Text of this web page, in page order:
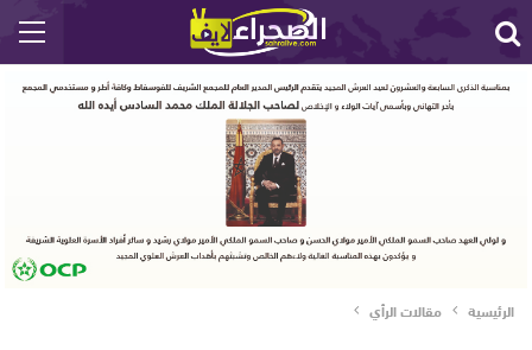
الرئيسية مقالات الرأي